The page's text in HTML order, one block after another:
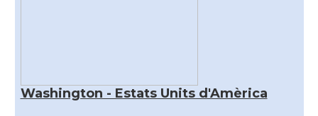
Washington - Estats Units d'Amèrica